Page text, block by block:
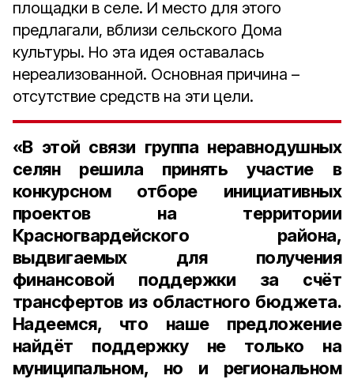
площадки в селе. И место для этого
предлагали, вблизи сельского Дома
культуры. Но эта идея оставалась
нереализованной. Основная причина –
отсутствие средств на эти цели.
«В этой связи группа неравнодушных
селян решила принять участие в
конкурсном отборе инициативных
проектов на территории
Красногвардейского района,
выдвигаемых для получения
финансовой поддержки за счёт
трансфертов из областного бюджета.
Надеемся, что наше предложение
найдёт поддержку не только на
муниципальном, но и региональном